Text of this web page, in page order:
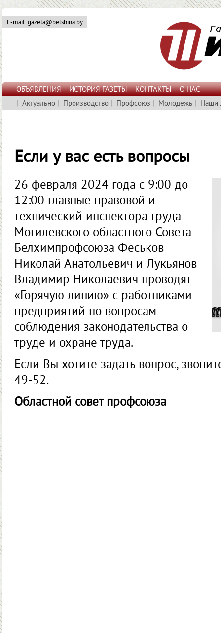
E-mail: gazeta@belshina.by
ОБЪЯВЛЕНИЯ ИСТОРИЯ ГАЗЕТЫ КОНТАКТЫ
О НАС
| Актуально | Производство | Профсоюз | Молодежь | Наши
Если у вас есть вопросы
26 февраля 2024 года с 9:00 до
12:00 главные правовой и
технический инспектора труда
Могилевского областного Совета
Белхимпрофсоюза Феськов
Николай Анатольевич и Лукьянов
Владимир Николаевич проводят
«Горячую линию» с работниками
предприятий по вопросам
соблюдения законодательства о
труде и охране труда.
Если Вы хотите задать вопрос,
49-52.
Областной совет профсоюза